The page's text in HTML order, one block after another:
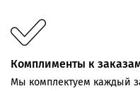
Комплименты к
Мы комплектуем каждый